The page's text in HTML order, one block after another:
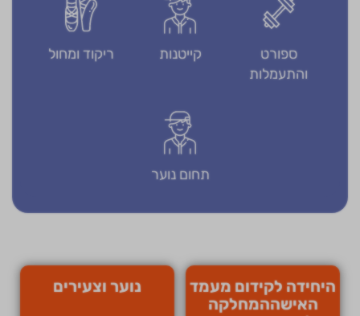
ספורט
והתעמלות
קייטנות ריקוד ומחול
תחום נוער
היחידה לקידום מעמד
האישההמחלקה
נוער וצעירים